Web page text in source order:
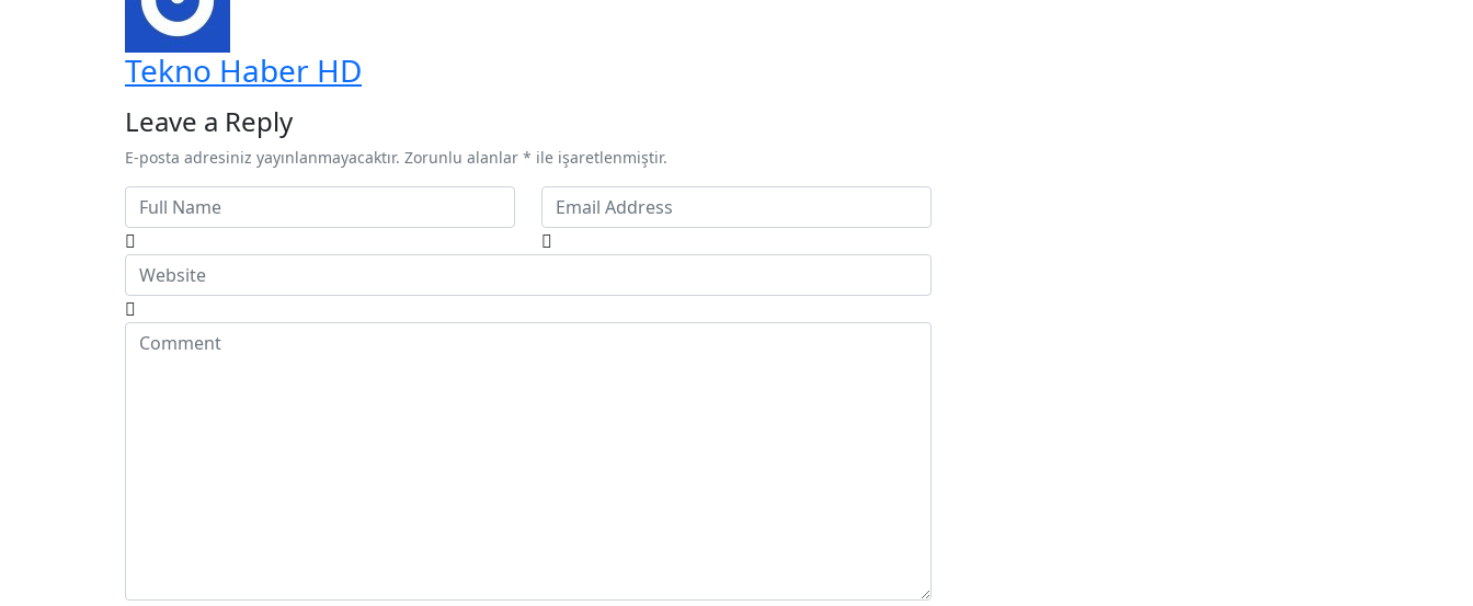
Tekno Haber HD
Leave a Reply
E-posta adresiniz yayınlanmayacaktır. Zorunlu alanlar * ile işaretlenmiştir.